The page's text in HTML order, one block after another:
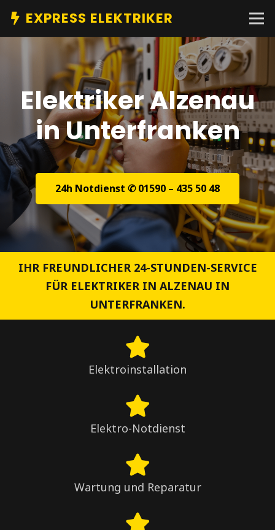
EXPRESS ELEKTRIKER
Elektriker Alzenau
in Unterfranken
24h Notdienst ✆ 01590 – 435 50 48
IHR FREUNDLICHER 24-STUNDEN-SERVICE
FÜR ELEKTRIKER IN ALZENAU IN
UNTERFRANKEN.
Elektroinstallation
Elektro-Notdienst
Wartung und Reparatur